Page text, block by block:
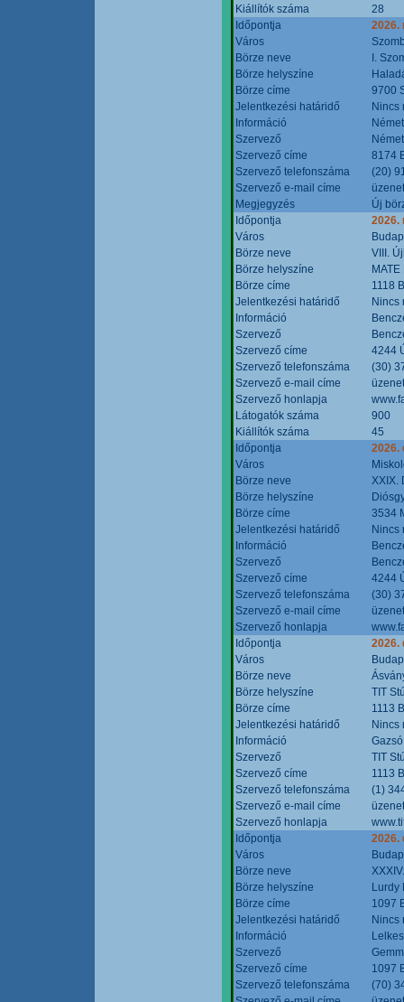
Kiállítók száma
28
Időpontja
2026.
Város
Börze neve
I.
Börze helyszíne
Börze címe
9700
Jelentkezési határidő
Nincs
Információ
Szervező
Szervező címe
8174
Szervező telefonszáma
(20)
Szervező e-mail címe
Megjegyzés
Új
Időpontja
2026.
Város
Börze neve
VIII.
Börze helyszíne
Börze címe
1118
Jelentkezési határidő
Nincs
Információ
Szervező
Szervező címe
4244
Szervező telefonszáma
(30)
Szervező e-mail címe
Szervező honlapja
Látogatók száma
900
Kiállítók száma
45
Időpontja
2026.
Város
Börze neve
XXIX.
Börze helyszíne
Börze címe
3534
Jelentkezési határidő
Nincs
Információ
Szervező
Szervező címe
4244
Szervező telefonszáma
(30)
Szervező e-mail címe
Szervező honlapja
Időpontja
2026.
Város
Börze neve
Börze helyszíne
TIT
Börze címe
1113
Jelentkezési határidő
Nincs
Információ
Szervező
TIT
Szervező címe
1113
Szervező telefonszáma
(1)
Szervező e-mail címe
Szervező honlapja
Időpontja
2026.
Város
Börze neve
Börze helyszíne
Lurdy
Börze címe
1097
Jelentkezési határidő
Nincs
Információ
Szervező
Szervező címe
1097
Szervező telefonszáma
(70)